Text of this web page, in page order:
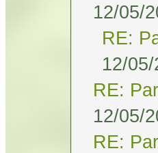
12/05/
RE:
12/
RE:
12/05/
RE: